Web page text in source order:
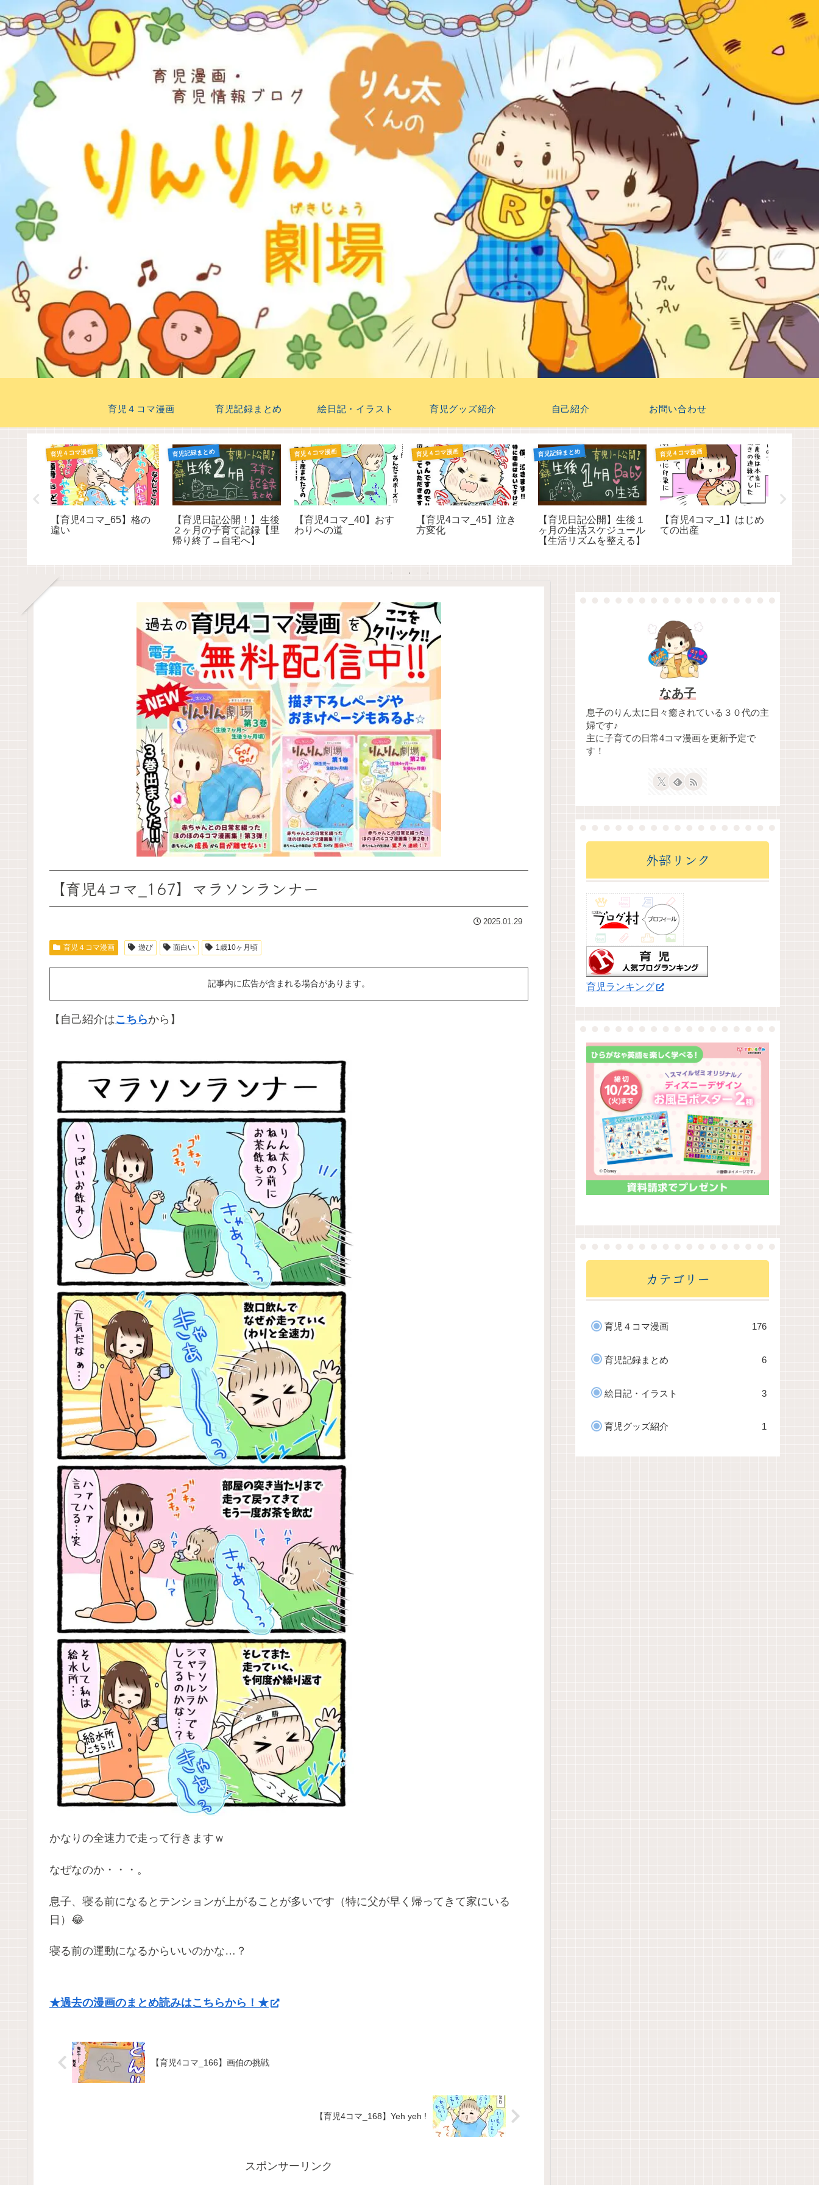
育児４コマ漫画 育児記録まとめ 絵日記・イラスト 育児グッズ紹介 自己紹介 お問い合わせ
育児４コマ漫画
【育児4コマ_65】格の
違い
育児記録まとめ
【育児日記公開！】生後
２ヶ月の子育て記録【里
帰り終了→自宅へ】
育児４コマ漫画
【育児4コマ_40】おす
わりへの道
育児４コマ漫画
【育児4コマ_45】泣き
方変化
育児記録まとめ
【育児日記公開】生後１
ヶ月の生活スケジュール
【生活リズムを整える】
育児４コマ漫画
【育児4コマ_1】はじめ
ての出産
【育児4コマ_167】マラソンランナー
2025.01.29
育児４コマ漫画 遊び 面白い 1歳10ヶ月頃
記事内に広告が含まれる場合があります。
【自己紹介はこちらから】
かなりの全速力で走って行きますｗ
なぜなのか・・・。
息子、寝る前になるとテンションが上がることが多いです（特に父が早く帰ってきて家にいる
日）😂
寝る前の運動になるからいいのかな…？
★過去の漫画のまとめ読みはこちらから！★
【育児4コマ_166】画伯の挑戦
【育児4コマ_168】Yeh yeh !
スポンサーリンク
なあ子
息子のりん太に日々癒されている３０代の主
婦です♪
主に子育ての日常4コマ漫画を更新予定で
す！
外部リンク
育児ランキング
カテゴリー
育児４コマ漫画 176
育児記録まとめ 6
絵日記・イラスト 3
育児グッズ紹介 1